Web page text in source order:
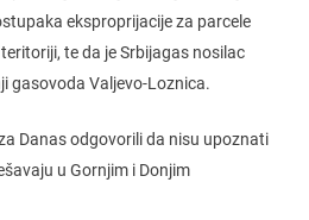
eksproprijacije za parcele
te da je Srbijagas nosilac
gasovoda Valjevo-Loznica.
Danas odgovorili da nisu upoznati
u Gornjim i Donjim